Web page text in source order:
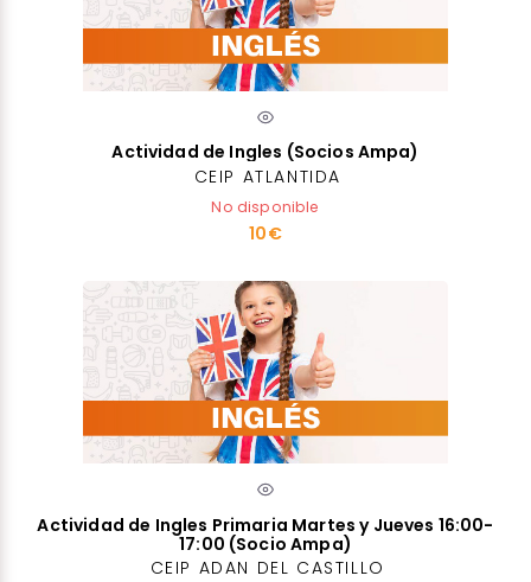
Actividad de Ingles (Socios Ampa)
CEIP ATLANTIDA
No disponible
10€
Actividad de Ingles Primaria Martes y Jueves 16:00-
17:00 (Socio Ampa)
CEIP ADAN DEL CASTILLO